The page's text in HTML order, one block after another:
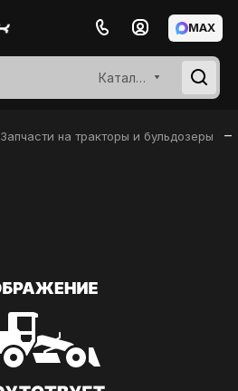
Каталог
MAX
Запчасти на тракторы и бульдозеры –